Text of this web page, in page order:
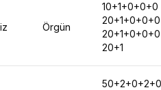
Örgün
10+1+0+0+0
20+1+0+0+0
20+1+0+0+0
20+1
50+2+0+2+0